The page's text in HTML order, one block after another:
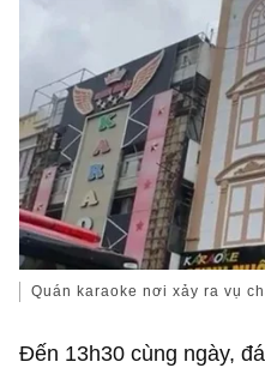
Quán karaoke nơi xảy ra vụ
Đến 13h30 cùng ngày,